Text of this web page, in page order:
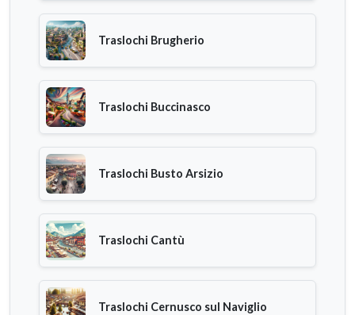
Traslochi Brugherio
Traslochi Buccinasco
Traslochi Busto Arsizio
Traslochi Cantù
Traslochi Cernusco sul Naviglio